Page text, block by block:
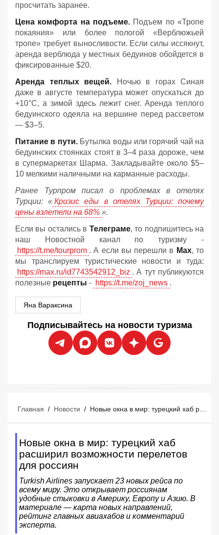
просчитать заранее.
Цена комфорта на подъеме. Подъем по «Тропе
покаяния» или более пологой «Верблюжьей
тропе» требует выносливости. Если силы иссякнут,
аренда верблюда у местных бедуинов обойдется в
фиксированные $20.
Аренда теплых вещей. Ночью в горах Синая
даже в августе температура может опускаться до
+10°C, а зимой здесь лежит снег. Аренда теплого
бедуинского одеяла на вершине перед рассветом
— $3–5.
Питание в пути.Бутылка воды или горячий чай на
бедуинских стоянках стоят в 3–4 раза дороже, чем
в супермаркетах Шарма. Закладывайте около $5–
10 мелкими наличными на карманные расходы.
Ранее Турпром писал о проблемах в отелях
Турции: « Кризис еды в отелях Турции: почему
цены взлетели на 68% ».
Если вы остались в Телеграме, то подпишитесь на
наш Новостной канал по туризму -
https://t.me/tourprom . А если вы перешли в Мах, то
мы транслируем туристические новости и туда:
https://max.ru/id7743542912_biz . А тут публикуются
полезные рецепты - https://t.me/zoj_news .
Яна Вараксина
Подписывайтесь на новости туризма
Главная / Новости /
Новые окна в мир: турецкий хаб
расширил возможности перелетов
для россиян
Turkish Airlines запускает 23 новых рейса по
всему миру. Это открывает россиянам
удобные стыковки в Америку, Европу и Азию. В
материале — карта новых направлений,
рейтинг главных авиахабов и комментарий
эксперта.